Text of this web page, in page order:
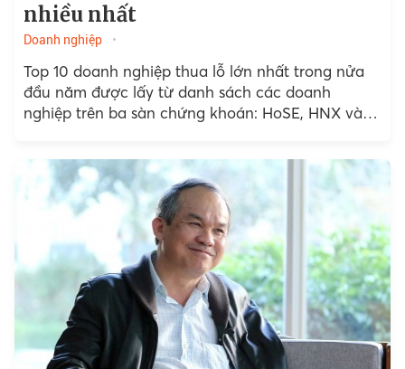
nhiều nhất
Doanh nghiệp
Top 10 doanh nghiệp thua lỗ lớn nhất trong nửa
đầu năm được lấy từ danh sách các doanh
nghiệp trên ba sàn chứng khoán: HoSE, HNX và